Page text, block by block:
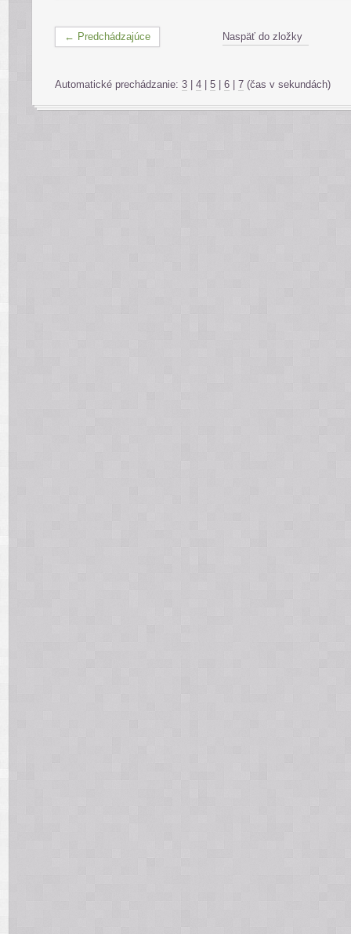
← Predchádzajúce Naspäť do zložky
Automatické prechádzanie: 3 4 5 6 7 (čas v sekundách)